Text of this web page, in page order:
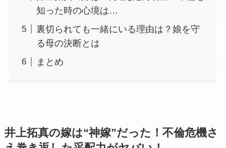
知った時の心境は…
裏切られても一緒にいる理由は？娘を守
る母の決断とは
まとめ
井上拓真の嫁は“神嫁”だった！不倫危機さ